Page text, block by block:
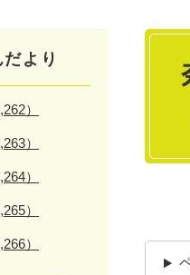
本
より
）
）
）
）
）